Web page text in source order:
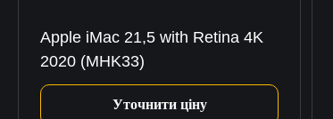
Apple iMac 21,5 with Retina 4K
2020 (MHK33)
Уточнити ціну